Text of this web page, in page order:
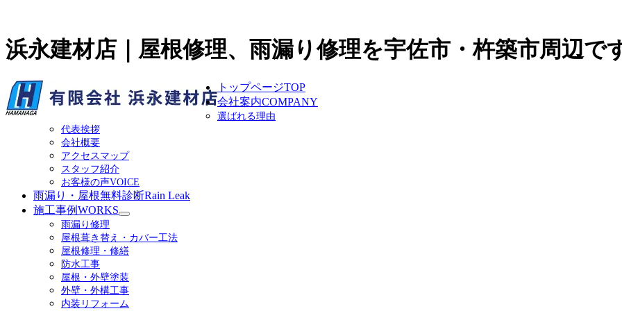
浜永建材店｜屋根修理、雨漏り修理を宇佐市・杵築市周辺で
トップページTOP
会社案内COMPANY
選ばれる理由
代表挨拶
会社概要
アクセスマップ
スタッフ紹介
お客様の声VOICE
雨漏り・屋根無料診断Rain Leak
施工事例WORKS
サ
メ
ニ
ー
を
展
雨漏り修理
屋根葺き替え・カバー工法
屋根修理・修繕
防水工事
屋根・外壁塗装
外壁・外構工事
内装リフォーム